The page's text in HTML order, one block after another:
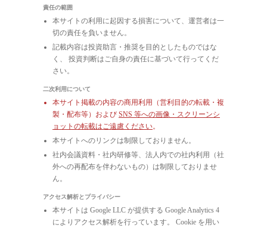
責任の範囲
本サイトの利用に起因する損害について、運営者は一
切の責任を負いません。
記載内容は投資助言・推奨を目的としたものではな
く、 投資判断はご自身の責任に基づいて行ってくだ
さい。
二次利用について
本サイト掲載の内容の商用利用（営利目的の転載・複
製・配布等）および SNS 等への画像・スクリーンシ
ョットの転載はご遠慮ください。
本サイトへのリンクは制限しておりません。
社内会議資料・社内研修等、法人内での社内利用（社
外への再配布を伴わないもの）は制限しておりませ
ん。
アクセス解析とプライバシー
本サイトは Google LLC が提供する Google Analytics 4
によりアクセス解析を行っています。 Cookie を用い